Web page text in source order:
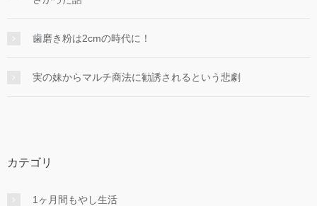
歯磨き粉は2cmの時代に！
実の妹からマルチ商法に勧誘されるという悲劇
カテゴリ
1ヶ月間もやし生活